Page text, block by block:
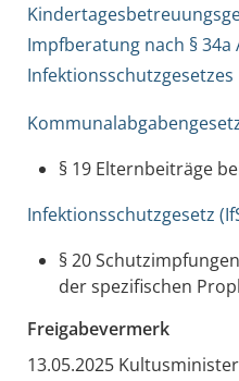
Impfberatung nach § 34a
Infektionsschutzgesetzes
§ 19 Elternbeiträge
Infektionsschutzgesetz
§ 20
der spezifischen
Freigabevermerk
13.05.2025